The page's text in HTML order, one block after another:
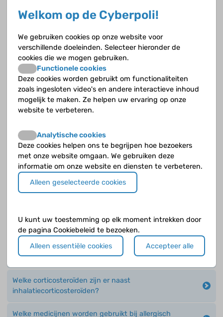
Hoe wordt rhinitis behandeld?
Wanneer worden antihistaminica gebruikt?
Wanneer wordt de dosis-aërosol gebruikt?
Wat doet montelukast (Singulair®)?
Wat is een dosis-aërosol?
Wat is een poederinhalator?
Wat is verneveling?
Wat zijn antileukotriënen?
Wat zijn ontstekingsremmende medicijnen of
inhalatiecorticosteroïden?
Welke antihistaminica worden gebruikt?
Welke corticosteroïden zijn er naast
inhalatiecorticosteroïden?
Welke medicijnen worden gebruikt bij allergisch
Welkom op de Cyberpoli!
We gebruiken cookies op onze website voor
verschillende doeleinden. Selecteer hieronder de
cookies die we mogen gebruiken.
Functionele cookies
Deze cookies worden gebruikt om functionaliteiten
zoals ingesloten video's en andere interactieve inhoud
mogelijk te maken. Ze helpen uw ervaring op onze
website te verbeteren.
Analytische cookies
Deze cookies helpen ons te begrijpen hoe bezoekers
met onze website omgaan. We gebruiken deze
informatie om onze website en diensten te verbeteren.
Alleen geselecteerde cookies
U kunt uw toestemming op elk moment intrekken door
de pagina Cookiebeleid te bezoeken.
Alleen essentiële cookies
Accepteer alle